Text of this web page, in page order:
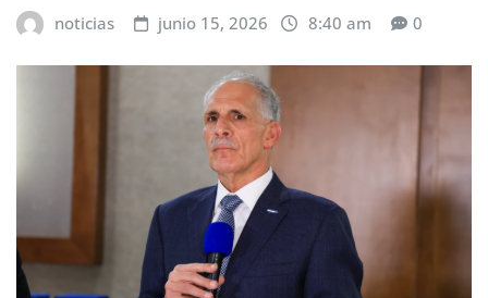
noticias junio 15, 2026 8:40 am 0